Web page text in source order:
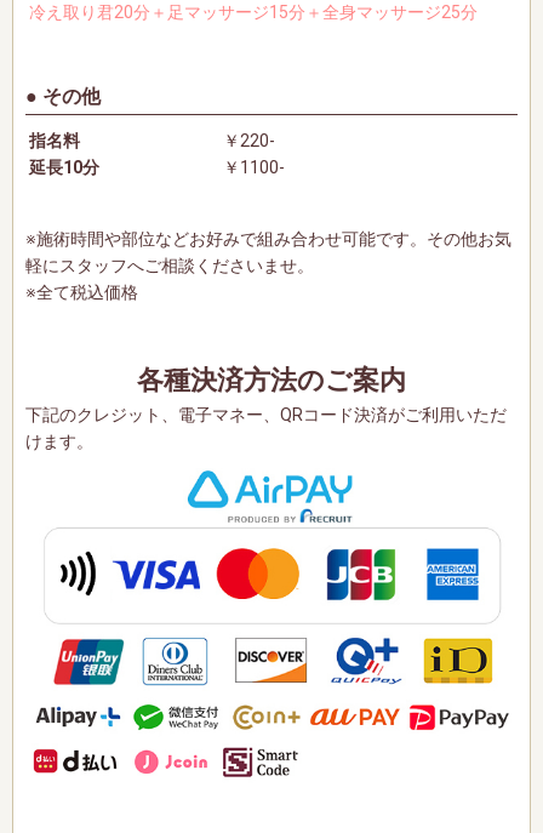
冷え取り君20分＋足マッサージ15分＋全身マッサージ25分
その他
指名料
￥220-
延長10分
￥1100-
※施術時間や部位などお好みで組み合わせ可能です。その他お気
軽にスタッフへご相談くださいませ。
※全て税込価格
各種決済方法のご案内
下記のクレジット、電子マネー、QRコード決済がご利用いただ
けます。